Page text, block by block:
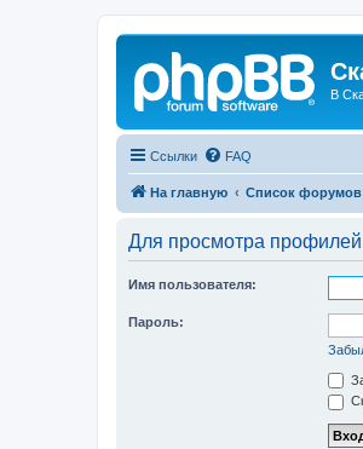
В
Ссылки FAQ
На главную Список форумов
Для просмотра
Имя пользователя:
Пароль: